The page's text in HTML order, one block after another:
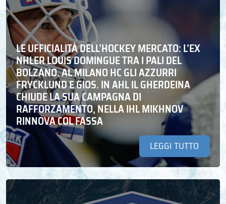
LE UFFICIALITÀ DELL’HOCKEY MERCATO: L’EX
NHLER LOUIS DOMINGUE TRA I PALI DEL
BOLZANO. AL MILANO HC GLI AZZURRI
FRYCKLUND E GIOS. IN AHL IL GHERDEINA
CHIUDE LA SUA CAMPAGNA DI
RAFFORZAMENTO, NELLA IHL MIKHNOV
RINNOVA COL FASSA
LEGGI TUTTO